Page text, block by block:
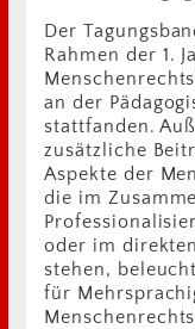
Der
Rahmen der 1.
an der
stattfanden.
zusätzliche
Aspekte der
die im
oder im
stehen,
für